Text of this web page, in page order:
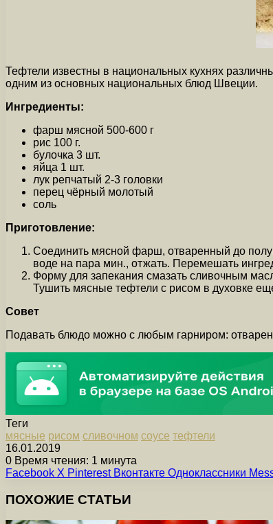
Тефтели известны в национальных кухнях
одним из основных национальных блюд Швеции.
Ингредиенты:
фарш мясной 500-600 г
рис 100 г.
булочка 3 шт.
яйца 1 шт.
лук репчатый 2-3 головки
перец чёрный молотый
соль
Приготовление:
Соединить мясной фарш, отваренный до
воде на пара мин., отжать. Перемешать
Форму для запекания смазать сливочным
Тушить мясные тефтели с рисом в духовке
Совет
Подавать блюдо можно с любым гарниром:
Теги
мясные рисом сливочном соусе тефтели
16.01.2019
0 Время чтения: 1 минута
Facebook X Pinterest Вконтакте Одноклассники
ПОХОЖИЕ СТАТЬИ